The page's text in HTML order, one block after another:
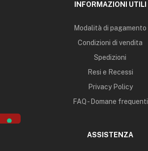
INFORMAZIONI UTILI
Modalità di pagamento
Condizioni di vendita
Spedizioni
Resi e Recessi
Privacy Policy
FAQ - Domane frequenti
ASSISTENZA